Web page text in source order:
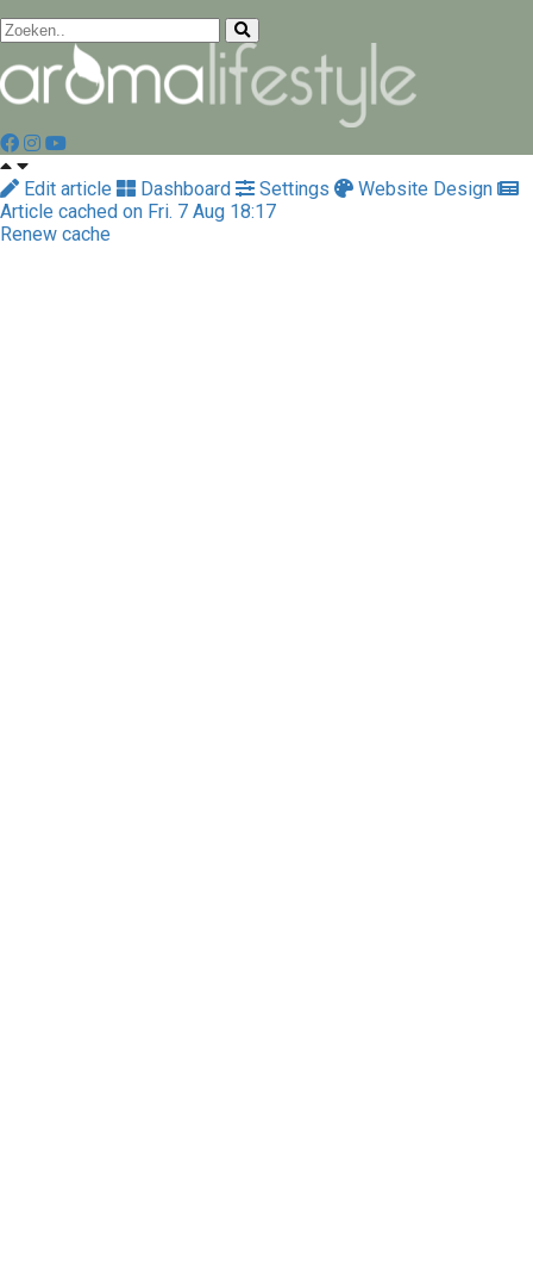
Edit article Dashboard Settings
Website Design
Article cached on Fri. 7 Aug 18:17
Renew cache